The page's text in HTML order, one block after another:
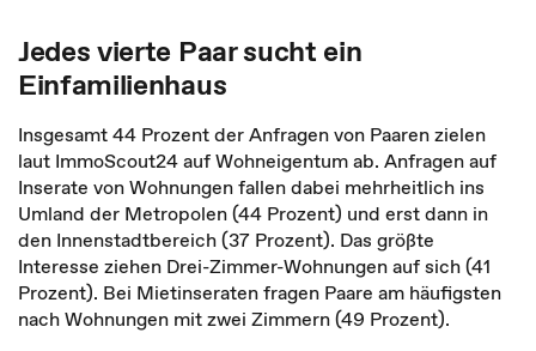
Jedes vierte Paar sucht ein
Einfamilienhaus
Insgesamt 44 Prozent der Anfragen von Paaren zielen
laut ImmoScout24 auf Wohneigentum ab. Anfragen auf
Inserate von Wohnungen fallen dabei mehrheitlich ins
Umland der Metropolen (44 Prozent) und erst dann in
den Innenstadtbereich (37 Prozent). Das größte
Interesse ziehen Drei-Zimmer-Wohnungen auf sich (41
Prozent). Bei Mietinseraten fragen Paare am häufigsten
nach Wohnungen mit zwei Zimmern (49 Prozent).